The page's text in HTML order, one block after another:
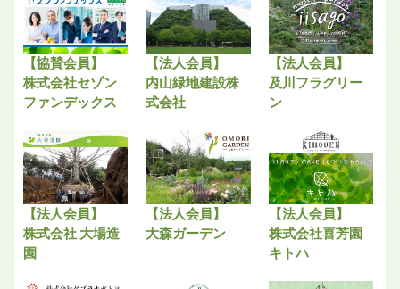
【協賛会員】
株式会社セゾン
ファンデックス
【法人会員】
内山緑地建設株
式会社
【法人会員】
及川フラグリー
ン
【法人会員】
株式会社 大場造
園
【法人会員】
大森ガーデン
【法人会員】
株式会社喜芳園
キトハ